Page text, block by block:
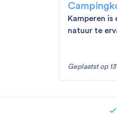
Kamperen
natuur te
Geplaatst op